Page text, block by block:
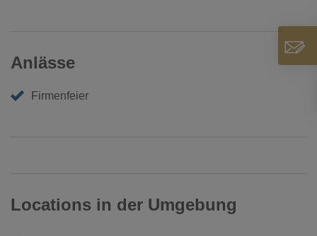
Anlässe
Firmenfeier
Locations in der Umgebung